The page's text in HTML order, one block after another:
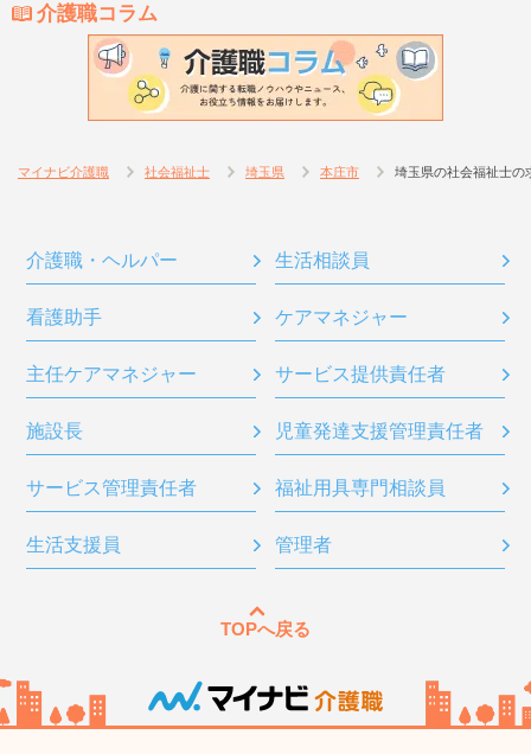
介護職コラム
マイナビ介護職 社会福祉士 埼玉県 本庄市 埼玉県の社会福祉士の
介護職・ヘルパー 生活相談員
看護助手 ケアマネジャー
主任ケアマネジャー サービス提供責任者
施設長 児童発達支援管理責任者
サービス管理責任者 福祉用具専門相談員
生活支援員 管理者
TOPへ戻る